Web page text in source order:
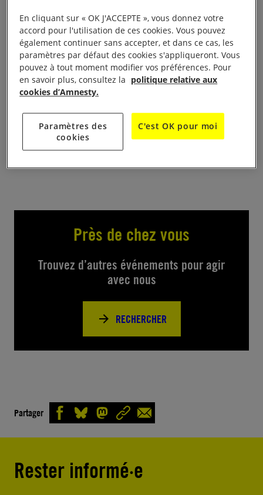
départ à 11 h, Place de la Mairie à Rambouillet
Accompagnés de la fanfare de la MJC le groupe
d’Amnesty et tous les sympathisants déambuleront
à travers le marché de Rambouillet. A chaque arrêt
nous évoquerons bien fort les cas de la campagne
Changez leur histoire et distribuerons flyers et
marque-page avec QR code invitant à signer les
pétitions sur le site AISF.
Près de chez vous
Trouvez d’autres événements pour agir
avec nous
RECHERCHER
Partager
Rester informé·e
En cliquant sur « OK J'ACCEPTE », vous donnez votre
accord pour l'utilisation de ces cookies. Vous pouvez
également continuer sans accepter, et dans ce cas, les
paramètres par défaut des cookies s'appliqueront. Vous
pouvez à tout moment modifier vos préférences. Pour
en savoir plus, consultez la politique relative aux
cookies d’Amnesty.
Paramètres des
cookies
C'est OK pour moi